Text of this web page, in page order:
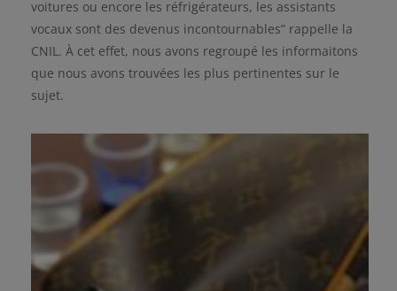
voitures ou encore les réfrigérateurs, les assistants
vocaux sont des devenus incontournables” rappelle la
CNIL. À cet effet, nous avons regroupé les informaitons
que nous avons trouvées les plus pertinentes sur le
sujet.